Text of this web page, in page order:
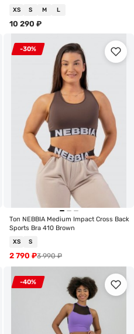
XS S M L
10 290 ₽
-30%
Топ NEBBIA Medium Impact Cross Back
Sports Bra 410 Brown
XS S
3 990₽
2 790 ₽
-40%